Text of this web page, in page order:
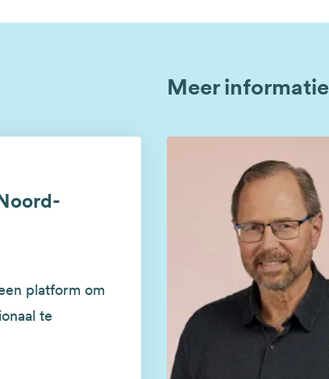
platform om
te
Meer informatie